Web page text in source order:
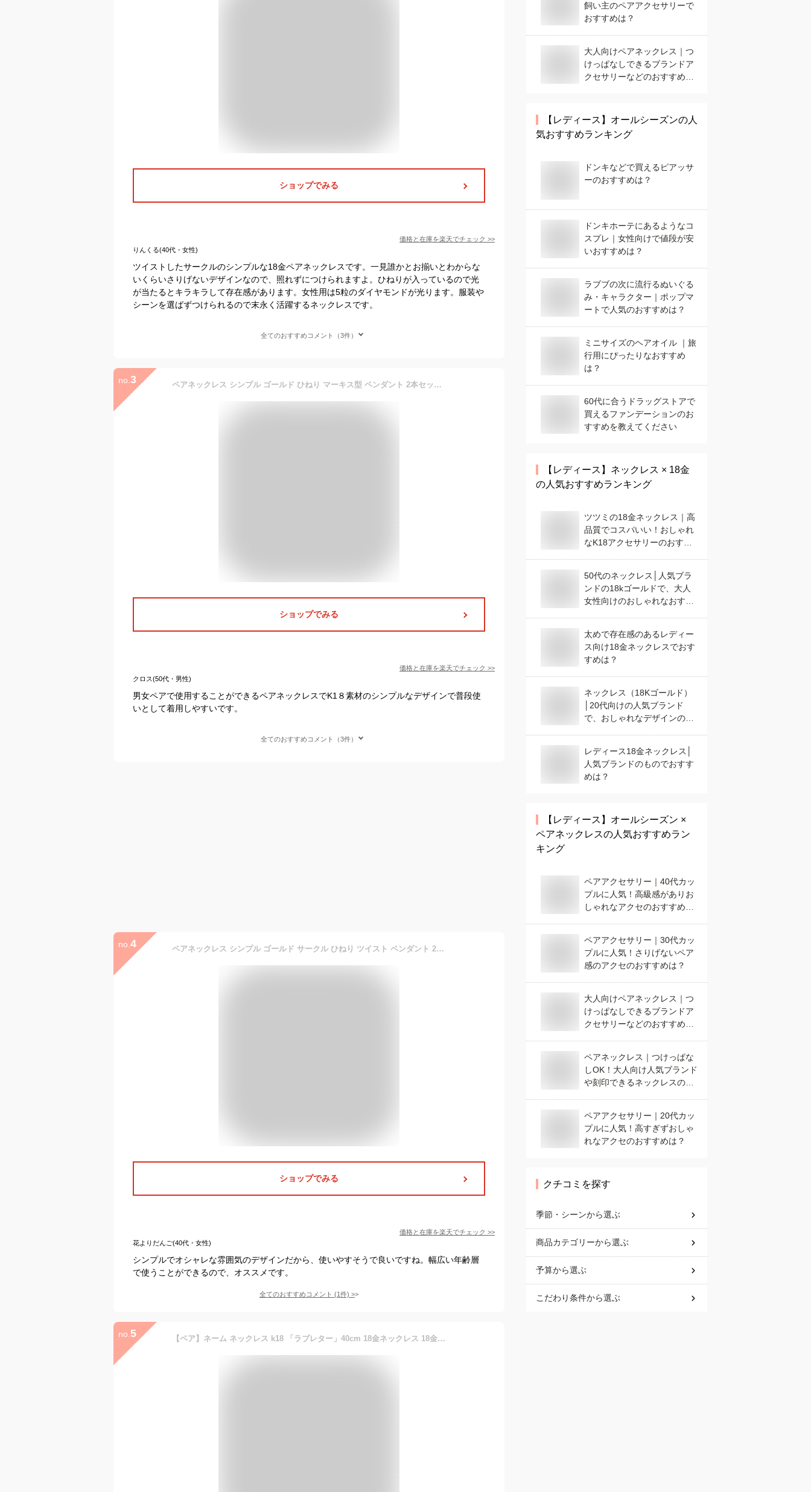
ショップでみる
価格と在庫を楽天でチェック >>
りんくる(40代・女性)
ツイストしたサークルのシンプルな18金ペアネックレスです。一見誰かとお揃いとわからな
いくらいさりげないデザインなので、照れずにつけられますよ。ひねりが入っているので光
が当たるとキラキラして存在感があります。女性用は5粒のダイヤモンドが光ります。服装や
シーンを選ばずつけられるので末永く活躍するネックレスです。
全てのおすすめコメント（3件）
no. 3 ペアネックレス シンプル ゴールド ひねり マーキス型 ペンダント 2本セット ネックレス K18 18金 チェーン ペア 婚約 結婚式 カップル ペアルック おすすめ プレゼント
ショップでみる
価格と在庫を楽天でチェック >>
クロス(50代・男性)
男女ペアで使用することができるペアネックレスでK1８素材のシンプルなデザインで普段使
いとして着用しやすいです。
全てのおすすめコメント（3件）
no. 4 ペアネックレス シンプル ゴールド サークル ひねり ツイスト ペンダント 2本セット ネックレス K18 18金 チェーン ペア 婚約 結婚式 カップル ペアルック おすすめ プレゼント
ショップでみる
価格と在庫を楽天でチェック >>
花よりだんご(40代・女性)
シンプルでオシャレな雰囲気のデザインだから、使いやすそうで良いですね。幅広い年齢層
で使うことができるので、オススメです。
全てのおすすめコメント (1件) >
no. 5 【ペア】ネーム ネックレス k18 「ラブレター」40cm 18金ネックレス 18金 ゴールド オーダーメイド ネームネックレス ペアネックレス 名入れ 刻印 大人 一粒ダイヤ ダイヤモンド 一粒 シンプル ペア カップル お揃い プレゼント おしゃれ 送料無料 name necklace pair
飼い主のペアアクセサリーで
おすすめは？
大人向けペアネックレス｜つ
けっぱなしできるブランドア
クセサリーなどのおすすめ
【レディース】 オールシーズンの人
気おすすめランキング
ドンキなどで買えるピアッサ
ーのおすすめは？
ドンキホーテにあるようなコ
スプレ｜女性向けで値段が安
いおすすめは？
ラブブの次に流行るぬいぐる
み・キャラクター｜ポップマ
ートで人気のおすすめは？
ミニサイズのヘアオイル ｜旅
行用にぴったりなおすすめ
は？
60代に合うドラッグストアで
買えるファンデーションのお
すすめを教えてください
【レディース】 ネックレス × 18金
の人気おすすめランキング
ツツミの18金ネックレス｜高
品質でコスパいい！おしゃれ
なK18アクセサリーのおすす
50代のネックレス│人気ブラ
ンドの18kゴールドで、大人
女性向けのおしゃれなおすす
太めで存在感のあるレディー
ス向け18金ネックレスでおす
すめは？
ネックレス（18Kゴールド）
│20代向けの人気ブランド
で、おしゃれなデザインのお
レディース18金ネックレス│
人気ブランドのものでおすす
めは？
【レディース】 オールシーズン ×
ペアネックレスの人気おすすめラン
キング
ペアアクセサリー｜40代カッ
プルに人気！高級感がありお
しゃれなアクセのおすすめ
ペアアクセサリー｜30代カッ
プルに人気！さりげないペア
感のアクセのおすすめは？
大人向けペアネックレス｜つ
けっぱなしできるブランドア
クセサリーなどのおすすめ
ペアネックレス｜つけっぱな
しOK！大人向け人気ブランド
や刻印できるネックレスのお
ペアアクセサリー｜20代カッ
プルに人気！高すぎずおしゃ
れなアクセのおすすめは？
クチコミを探す
季節・シーンから選ぶ
商品カテゴリーから選ぶ
予算から選ぶ
こだわり条件から選ぶ